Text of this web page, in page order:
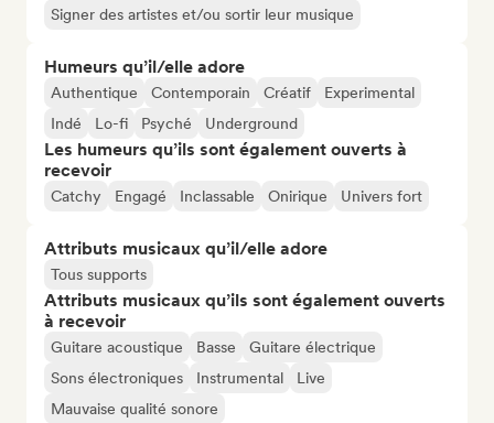
Signer des artistes et/ou sortir leur musique
Humeurs qu’il/elle adore
Authentique Contemporain Créatif
Experimental
Indé
Lo-fi Psyché Underground
Les humeurs qu’ils sont également ouverts à
recevoir
Catchy Engagé Inclassable Onirique Univers fort
Attributs musicaux qu’il/elle adore
Tous supports
Attributs musicaux qu’ils sont également ouverts
à recevoir
Guitare acoustique Basse
Guitare électrique
Sons électroniques
Instrumental
Live
Mauvaise qualité sonore